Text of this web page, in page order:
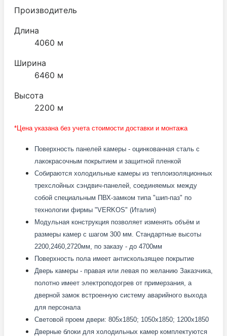
(среднетемпературные), -
15:-25°С(низкотемпературные).
Производитель
Длина
4060 м
Ширина
6460 м
Высота
2200 м
*Цена указана без учета стоимости доставки и монтажа
Поверхность панелей камеры - оцинкованная сталь с
лакокрасочным покрытием и защитной пленкой
Собираются холодильные камеры из теплоизоляционных
трехслойных сэндвич-панелей, соединяемых между
собой специальным ПВХ-замком типа "шип-паз" по
технологии фирмы "VERKOS" (Италия)
Модульная конструкция позволяет изменять объём и
размеры камер с шагом 300 мм. Стандартные высоты
2200,2460,2720мм, по заказу - до 4700мм
Поверхность пола имеет антискользящее покрытие
Дверь камеры - правая или левая по желанию Заказчика,
полотно имеет электроподогрев от примерзания, а
дверной замок встроенную систему аварийного выхода
для персонала
Световой проем двери: 805x1850; 1050x1850; 1200x1850
Дверные блоки для холодильных камер комплектуются